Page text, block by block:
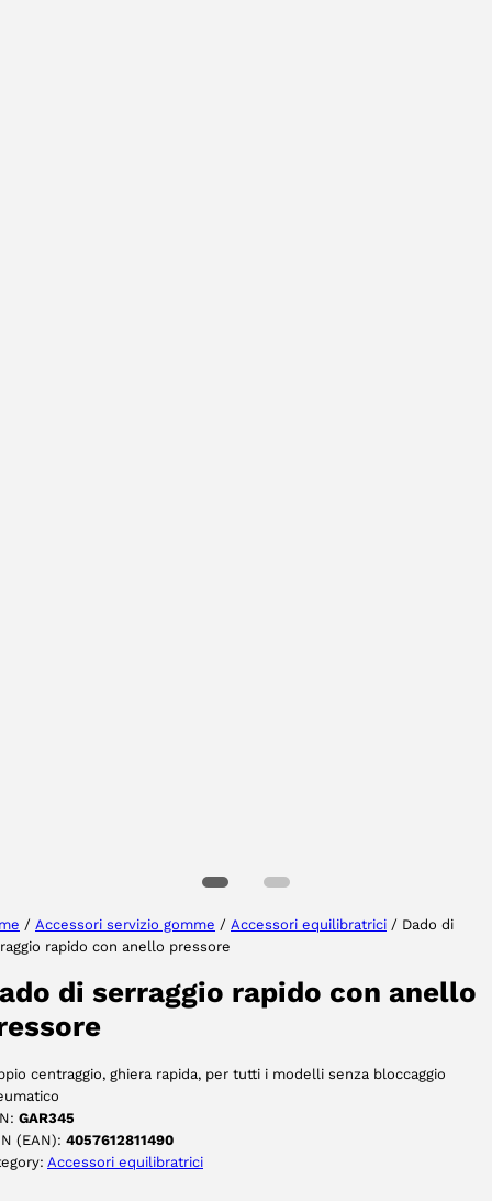
/ Accessori servizio gomme / Accessori equilibratrici / Dado di
rapido con anello pressore
di serraggio rapido con anello
centraggio, ghiera rapida, per tutti i modelli senza bloccaggio
GAR345
(EAN): 4057612811490
Accessori equilibratrici
ACCETTA